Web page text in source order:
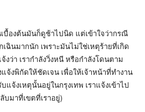
บื้องต้นมันก็ดูช้าไปนิด แต่เข้าใจว่ากรณี
ฉินมากนัก เพราะมันไม่ใช่เหตุร้ายที่เกิด
ว่า เรากำลังวิ่งหนี หรือกำลังโดนตาม
จ้งพิกัดให้ชัดเจน เพื่อให้เจ้าหน้าที่ทำงาน
แจ้งเหตุนั้นอยู่ในกรุงเทพ เราแจ้งเข้าไป
บมาที่เขตที่เราอยู่)